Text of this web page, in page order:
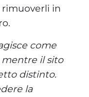
rimuoverli in
come
il sito
distinto.
la